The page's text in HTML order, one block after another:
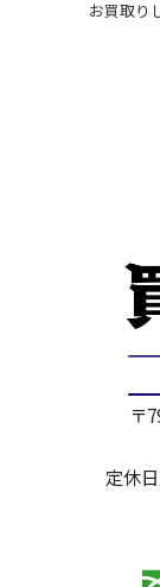
お買取り
〒
定休